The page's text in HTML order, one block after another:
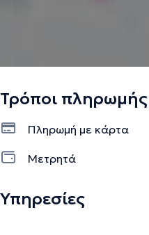
Τρόποι πληρωμής
Πληρωμή με κάρτα
Μετρητά
Υπηρεσίες